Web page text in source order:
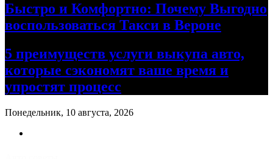
Быстро и Комфортно: Почему Выгодно
воспользоваться Такси в Вероне
5 преимуществ услуги выкупа авто,
которые сэкономят ваше время и
упростят процесс
Понедельник, 10 августа, 2026